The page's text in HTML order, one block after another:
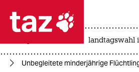
 taz zahl ich
taz zahl ich
landtagswahl
Unbegleitete minderjährige